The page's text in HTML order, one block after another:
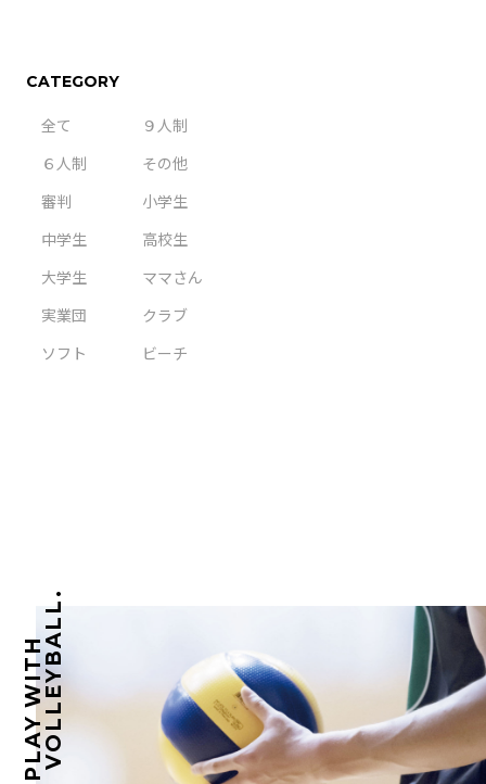
CATEGORY
全て
９人制
６人制
その他
審判
小学生
中学生
高校生
大学生
ママさん
実業団
クラブ
ソフト
ビーチ
PLAY WITHVOLLEYBALL.